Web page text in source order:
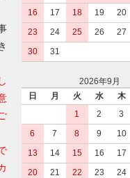
16
17 18 19 20
23
24 25 26 27
30
31
2026年9月
日
月 火 水 木
1
2 3
6
7 8 9 10
13
14 15 16 17
20
21 22 23 24